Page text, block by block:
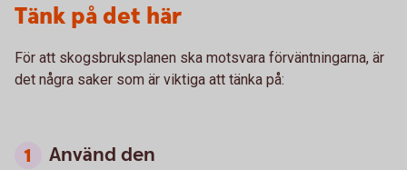
Tänk på det här
För att skogsbruksplanen ska motsvara förväntningarna, är
det några saker som är viktiga att tänka på:
Använd den